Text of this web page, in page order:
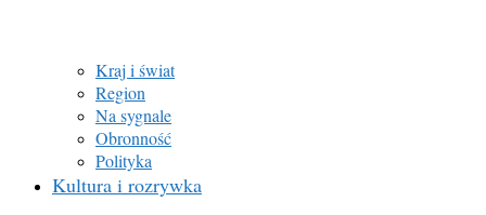
Kraj i świat
Region
Na sygnale
Obronność
Polityka
Kultura i rozrywka